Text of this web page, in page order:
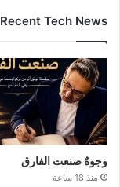
Recent Tech News
وجوهٌ صنعت الفارق
منذ 18 ساعة